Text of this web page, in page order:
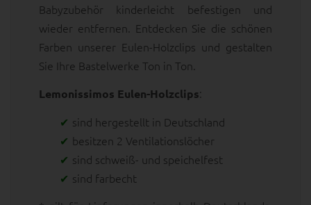
Babyzubehör kinderleicht befestigen und
wieder entfernen. Entdecken Sie die schönen
Farben unserer Eulen-Holzclips und gestalten
Sie Ihre Bastelwerke Ton in Ton.
Lemonissimos Eulen-Holzclips
sind hergestellt in Deutschland
besitzen 2 Ventilationslöcher
sind schweiß- und speichelfest
sind farbecht